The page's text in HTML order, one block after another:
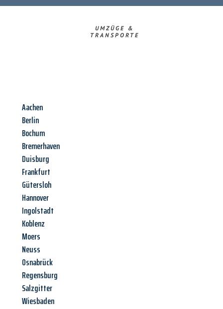
UMZÜGE &
TRANSPORTE
Aachen
Berlin
Bochum
Bremerhaven
Duisburg
Frankfurt
Gütersloh
Hannover
Ingolstadt
Koblenz
Moers
Neuss
Osnabrück
Regensburg
Salzgitter
Wiesbaden